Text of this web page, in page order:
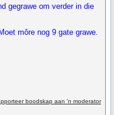
gegrawe om verder in die
môre nog 9 gate grawe.
boodskap aan 'n moderator